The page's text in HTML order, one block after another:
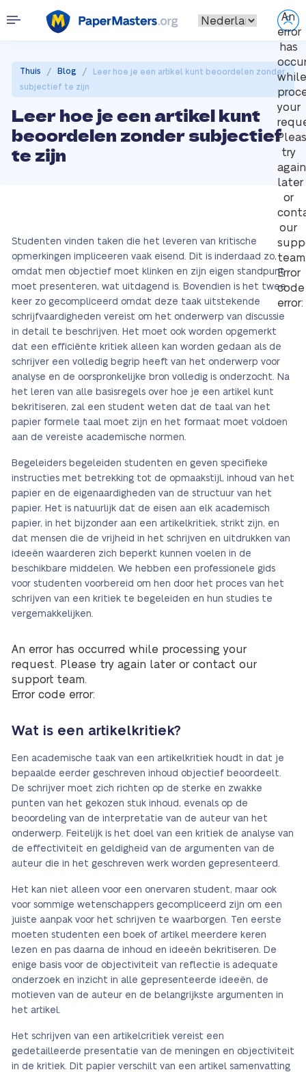
An
error
has
while
your
try
again
later
or
our
Error
code
error:
Thuis / Blog /
Leer hoe je een artikel kunt beoordelen zonder
subjectief te zijn
Leer hoe je een artikel kunt
beoordelen zonder subjectief
te zijn
Studenten vinden taken die het leveren van kritische
opmerkingen impliceeren vaak eisend. Dit is inderdaad zo,
omdat men objectief moet klinken en zijn eigen standpunt
moet presenteren, wat uitdagend is. Bovendien is het twee
keer zo gecompliceerd omdat deze taak uitstekende
schrijfvaardigheden vereist om het onderwerp van discussie
in detail te beschrijven. Het moet ook worden opgemerkt
dat een efficiënte kritiek alleen kan worden gedaan als de
schrijver een volledig begrip heeft van het onderwerp voor
analyse en de oorspronkelijke bron volledig is onderzocht. Na
het leren van alle basisregels over hoe je een artikel kunt
bekritiseren, zal een student weten dat de taal van het
papier formele taal moet zijn en het formaat moet voldoen
aan de vereiste academische normen.
Begeleiders begeleiden studenten en geven specifieke
instructies met betrekking tot de opmaakstijl, inhoud van het
papier en de eigenaardigheden van de structuur van het
papier. Het is natuurlijk dat de eisen aan elk academisch
papier, in het bijzonder aan een artikelkritiek, strikt zijn, en
dat mensen die de vrijheid in het schrijven en uitdrukken van
ideeën waarderen zich beperkt kunnen voelen in de
beschikbare middelen. We hebben een professionele gids
voor studenten voorbereid om hen door het proces van het
schrijven van een kritiek te begeleiden en hun studies te
vergemakkelijken.
An error has occurred while processing your
request. Please try again later or contact our
support team.
Error code error:
Wat is een artikelkritiek?
Een academische taak van een artikelkritiek houdt in dat je
bepaalde eerder geschreven inhoud objectief beoordeelt.
De schrijver moet zich richten op de sterke en zwakke
punten van het gekozen stuk inhoud, evenals op de
beoordeling van de interpretatie van de auteur van het
onderwerp. Feitelijk is het doel van een kritiek de analyse van
de effectiviteit en geldigheid van de argumenten van de
auteur die in het geschreven werk worden gepresenteerd.
Het kan niet alleen voor een onervaren student, maar ook
voor sommige wetenschappers gecompliceerd zijn om een
juiste aanpak voor het schrijven te waarborgen. Ten eerste
moeten studenten een boek of artikel meerdere keren
lezen en pas daarna de inhoud en ideeën bekritiseren. De
enige basis voor de objectiviteit van reflectie is adequate
onderzoek en inzicht in alle gepresenteerde ideeën, de
motieven van de auteur en de belangrijkste argumenten in
het artikel.
Het schrijven van een artikelcritiek vereist een
gedetailleerde presentatie van de meningen en objectiviteit
in de kritiek. Dit papier verschilt van een artikel samenvatting